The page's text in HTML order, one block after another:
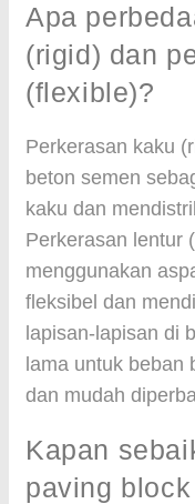
Apa
(rigid) dan
(flexible)?
Perkerasan kaku
beton semen
kaku dan
Perkerasan lentur
menggunakan
fleksibel dan
lapisan-lapisan di
lama untuk beban
dan mudah
Kapan
paving